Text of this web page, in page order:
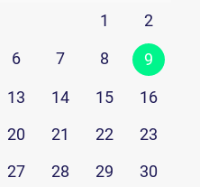
1
2
6 7 8 9
13 14 15
16
20 21 22
23
27 28 29
30